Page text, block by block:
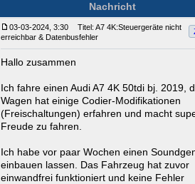
Nachricht
03-03-2024, 3:30
Titel: A7 4K:Steuergeräte nicht
erreichbar & Datenbusfehler
Hallo zusammen
Ich fahre einen Audi A7 4K 50tdi bj. 2019,
Wagen hat einige Codier-Modifikationen
(Freischaltungen) erfahren und macht
Freude zu fahren.
Ich habe vor paar Wochen einen
einbauen lassen. Das Fahrzeug hat zuvor
einwandfrei funktioniert und keine Fehler